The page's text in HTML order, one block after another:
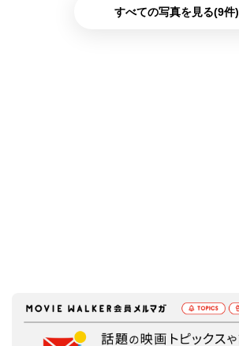
すべての写真を見る(9件)